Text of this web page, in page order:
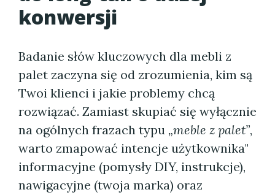
konwersji
Badanie słów kluczowych dla mebli z
palet zaczyna się od zrozumienia, kim są
Twoi klienci i jakie problemy chcą
rozwiązać. Zamiast skupiać się wyłącznie
na ogólnych frazach typu „meble z palet”,
warto zmapować intencje użytkownika"
informacyjne (pomysły DIY, instrukcje),
nawigacyjne (twoja marka) oraz